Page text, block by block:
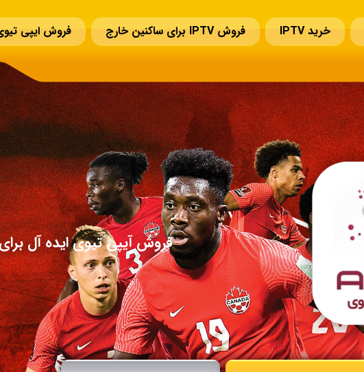
خرید IPTV فروش IPTV برای ساکنین خارج فروش ایپی
سوالات قبل از خرید IPTV تمدید IPTV تماس با ما
فروش آیپی تیوی ایده آل